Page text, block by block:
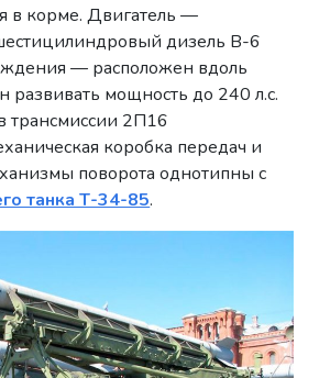
в корме. Двигатель —
дизель В-6
— расположен вдоль
развивать мощность до 240 л.с.
трансмиссии 2П16
коробка передач и
поворота однотипны с
танка Т-34-85.